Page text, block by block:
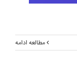
مطالعه ادامه